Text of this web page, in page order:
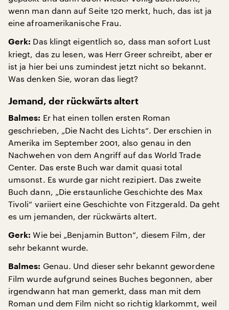
wenn man dann auf Seite 120 merkt, huch, das ist ja
eine afroamerikanische Frau.
Gerk: Das klingt eigentlich so, dass man sofort Lust
kriegt, das zu lesen, was Herr Greer schreibt, aber er
ist ja hier bei uns zumindest jetzt nicht so bekannt.
Was denken Sie, woran das liegt?
Jemand, der rückwärts altert
Balmes: Er hat einen tollen ersten Roman
geschrieben, „Die Nacht des Lichts“. Der erschien in
Amerika im September 2001, also genau in den
Nachwehen von dem Angriff auf das World Trade
Center. Das erste Buch war damit quasi total
umsonst. Es wurde gar nicht rezipiert. Das zweite
Buch dann, „Die erstaunliche Geschichte des Max
Tivoli“ variiert eine Geschichte von Fitzgerald. Da geht
es um jemanden, der rückwärts altert.
Gerk: Wie bei „Benjamin Button“, diesem Film, der
sehr bekannt wurde.
Balmes: Genau. Und dieser sehr bekannt gewordene
Film wurde aufgrund seines Buches begonnen, aber
irgendwann hat man gemerkt, dass man mit dem
Roman und dem Film nicht so richtig klarkommt, weil